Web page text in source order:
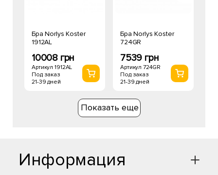
Бра Norlys Koster
1912AL
10008 грн
Артикул 1912AL
Под заказ
21-39 дней
Бра Norlys Koster
724GR
7539 грн
Артикул 724GR
Под заказ
21-39 дней
Показать еще
Информация